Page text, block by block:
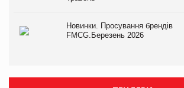
Новинки. Просування брендів
FMCG.Березень 2026